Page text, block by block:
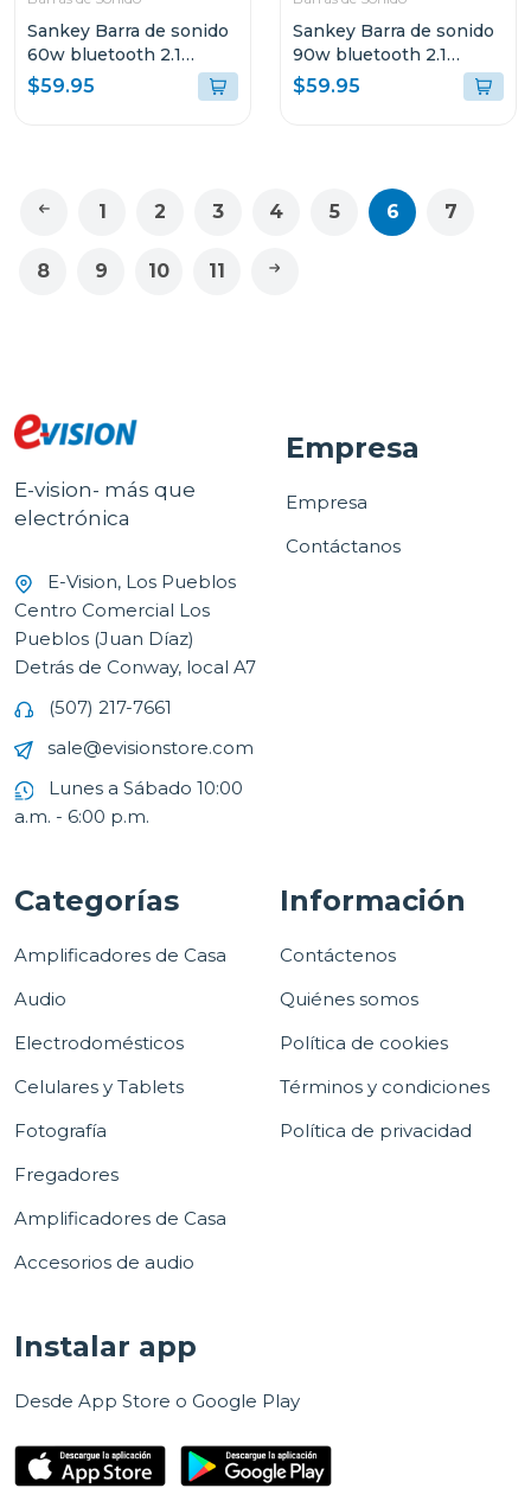
Sankey Barra de sonido
60w bluetooth 2.1
canales + subwoofer
hmt66
$59.95
Sankey Barra de sonido
90w bluetooth 2.1
canales + subwoofer
hmt83
$59.95
1 2 3 4 5 6 7
8 9 10 11
E-vision- más que
electrónica
E-Vision, Los Pueblos
Centro Comercial Los
Pueblos (Juan Díaz)
Detrás de Conway, local A7
(507) 217-7661
sale@evisionstore.com
Lunes a Sábado 10:00
a.m. - 6:00 p.m.
Empresa
Empresa
Contáctanos
Categorías
Amplificadores de Casa
Audio
Electrodomésticos
Celulares y Tablets
Fotografía
Fregadores
Amplificadores de Casa
Accesorios de audio
Información
Contáctenos
Quiénes somos
Política de cookies
Términos y condiciones
Política de privacidad
Instalar app
Desde App Store o Google Play